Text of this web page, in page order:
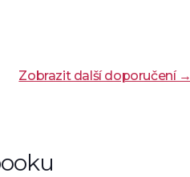
Zobrazit další doporučení →